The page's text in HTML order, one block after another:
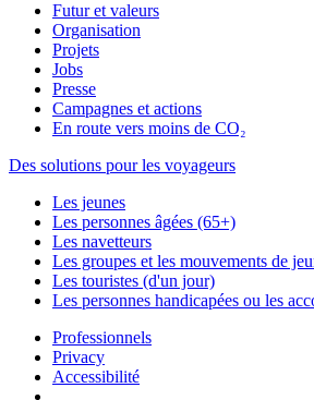
Futur et valeurs
Organisation
Projets
Jobs
Presse
Campagnes et actions
En route vers moins de CO₂
Des solutions pour les voyageurs
Les jeunes
Les personnes âgées (65+)
Les navetteurs
Les groupes et les mouvements de
Les touristes (d'un jour)
Les personnes handicapées ou les
Professionnels
Privacy
Accessibilité